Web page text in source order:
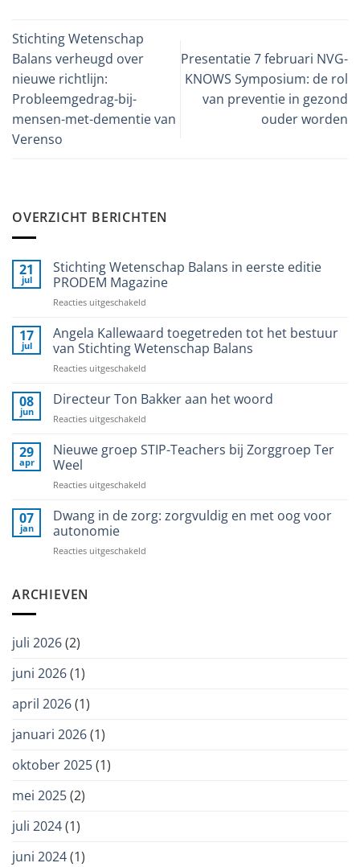
Stichting Wetenschap
Balans verheugd over
nieuwe richtlijn:
Probleemgedrag-bij-
mensen-met-dementie van
Verenso
Presentatie 7 februari NVG-
KNOWS Symposium: de rol
van preventie in gezond
ouder worden
OVERZICHT BERICHTEN
21
jul
Stichting Wetenschap Balans in eerste editie
PRODEM Magazine
Reacties uitgeschakeld
Wetenschap
Balans
in
PRODEM
17
jul
Angela Kallewaard toegetreden tot het bestuur
van Stichting Wetenschap Balans
Reacties uitgeschakeld
Kallewaard
toegetreden
bestuur
08
jun
Directeur Ton Bakker aan het woord
Reacties uitgeschakeld
Ton
Bakker
29
apr
Nieuwe groep STIP-Teachers bij Zorggroep Ter
Weel
Reacties uitgeschakeld
groep
STIP-
07
jan
Dwang in de zorg: zorgvuldig en met oog voor
autonomie
Reacties uitgeschakeld
ARCHIEVEN
juli 2026(2)
juni 2026(1)
april 2026(1)
januari 2026(1)
oktober 2025(1)
mei 2025(2)
juli 2024(1)
juni 2024(1)